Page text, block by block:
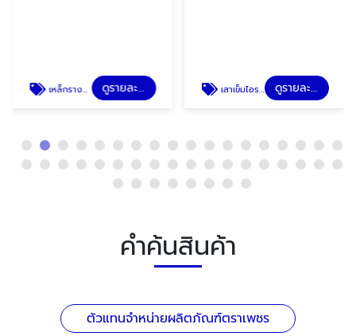
เหล็กรางน้ำชุบกัลวาไนซ์ ดูรายละเอียด เสาเข็มไอระยอง ปลวกแดง บ่อวิน ชลบุรี ดูรายละเอียด
คำค้นสินค้า
ตัวแทนจำหน่ายผลิตภัณฑ์ตราเพชร